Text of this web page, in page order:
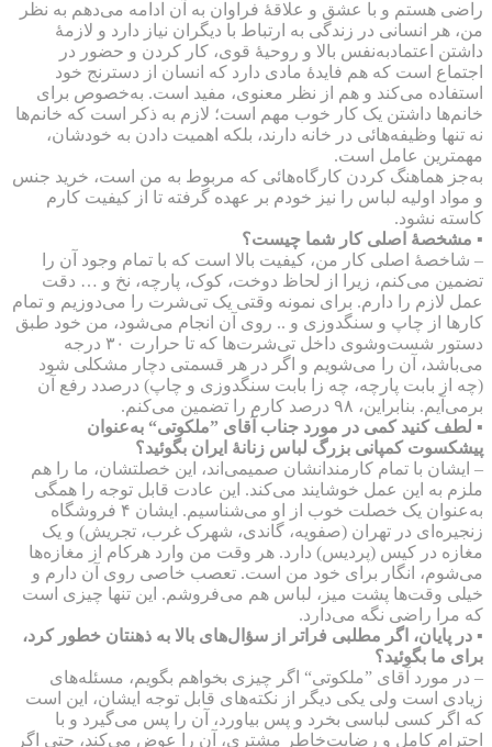
راضی هستم و با عشق و علاقهٔ فراوان به آن ادامه می‌دهم به نظر
من، هر انسانی در زندگی به ارتباط با دیگران نیاز دارد و لازمهٔ
داشتن اعتمادبه‌نفس بالا و روحیهٔ قوی، کار کردن و حضور در
اجتماع است که هم فایدهٔ مادی دارد که انسان از دسترنج خود
استفاده می‌کند و هم از نظر معنوی، مفید است. به‌خصوص برای
خانم‌ها داشتن یک کار خوب مهم است؛ لازم به ذکر است که خانم‌ها
نه تنها وظیفه‌هائی در خانه دارند، بلکه اهمیت دادن به خودشان،
مهمترین عامل است.
به‌جز هماهنگ کردن کارگاه‌هائی که مربوط به من است، خرید جنس
و مواد اولیه لباس را نیز خودم بر عهده گرفته تا از کیفیت کارم
کاسته نشود.
▪ مشخصهٔ اصلی کار شما چیست؟
– شاخصهٔ اصلی کار من، کیفیت بالا است که با تمام وجود آن را
تضمین می‌کنم، زیرا از لحاظ دوخت، کوک، پارچه، نخ و … دقت
عمل لازم را دارم. برای نمونه وقتی یک تی‌شرت را می‌دوزیم و تمام
کارها از چاپ و سنگدوزی و .. روی آن انجام می‌شود، من خود طبق
دستور شست‌وشوی داخل تی‌شرت‌ها که تا حرارت ۳۰ درجه
می‌باشد، آن را می‌شویم و اگر در هر قسمتی دچار مشکلی شود
(چه از بابت پارچه، چه زا بابت سنگدوزی و چاپ) درصدد رفع آن
برمی‌آیم. بنابراین، ۹۸ درصد کارم را تضمین می‌کنم.
▪ لطف کنید کمی در مورد جناب آقای ”ملکوتی“ به‌عنوان
پیشکسوت کمپانی بزرگ لباس زنانهٔ ایران بگوئید؟
– ایشان با تمام کارمندانشان صمیمی‌اند، این خصلتشان، ما را هم
ملزم به این عمل خوشایند می‌کند. این عادت قابل توجه را همگی
به‌عنوان یک خصلت خوب از او می‌شناسیم. ایشان ۴ فروشگاه
زنجیره‌ای در تهران (صفویه، گاندی، شهرک غرب، تجریش) و یک
مغازه در کیس (پردیس) دارد. هر وقت من وارد هرکام از مغازه‌ها
می‌شوم، انگار برای خود من است. تعصب خاصی روی آن دارم و
خیلی وقت‌ها پشت میز، لباس هم می‌فروشم. این تنها چیزی است
که مرا راضی نگه می‌دارد.
▪ در پایان، اگر مطلبی فراتر از سؤال‌های بالا به ذهنتان خطور کرد،
برای ما بگوئید؟
– در مورد آقای ”ملکوتی“ اگر چیزی بخواهم بگویم، مسئله‌های
زیادی است ولی یکی دیگر از نکته‌های قابل توجه ایشان، این است
که اگر کسی لباسی بخرد و پس بیاورد، آن را پس می‌گیرد و با
احترام کامل و رضایت‌خاطر مشتری، آن را عوض می‌کند، حتی اگر